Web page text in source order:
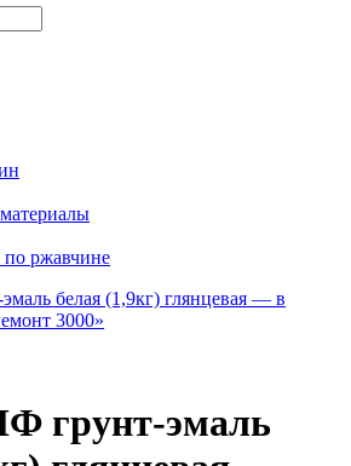
по ржавчине
грунт-эмаль